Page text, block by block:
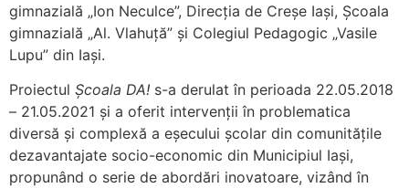
gimnazială „Ion Neculce”, Direcția de Creșe Iași, Școala
gimnazială „Al. Vlahuță” și Colegiul Pedagogic „Vasile
Lupu” din Iaşi.
Proiectul Școala DA! s-a derulat în perioada 22.05.2018
– 21.05.2021 și a oferit intervenții în problematica
diversă şi complexă a eşecului şcolar din comunităţile
dezavantajate socio-economic din Municipiul Iași,
propunând o serie de abordări inovatoare, vizând în